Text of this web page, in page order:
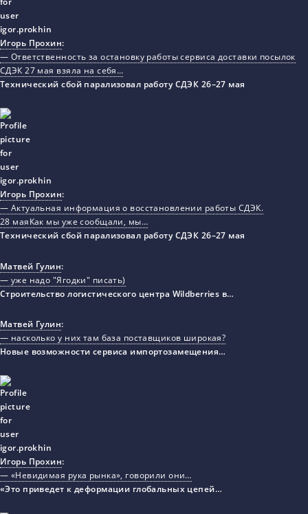
Игорь Прохин:
— Ответственность за остановку работы сервиса доставки посылок
СДЭК 27 мая взяла на себя…
Технический сбой парализовал работу СДЭК 26–27 мая
Игорь Прохин:
— Актуальная информация о восстановлении работы СДЭК.
28 маяКак мы уже сообщали, мы…
Технический сбой парализовал работу СДЭК 26–27 мая
Матвей Гулин:
— уже надо "Ягодки" писать)
Строительство логистического центра Wildberries в…
Матвей Гулин:
— насколько у них там база поставщиков широкая?
Новые возможности сервиса импортозамещения…
Игорь Прохин:
— «Невидимая рука рынка», говорили они…
«Это приведет к деформации глобальных цепей…